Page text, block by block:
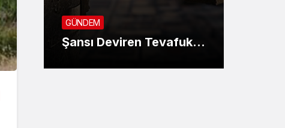
GÜNDEM
Şansı Deviren Tevafuk…